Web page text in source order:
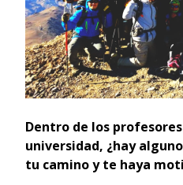
Dentro de los
universidad, ¿hay
tu camino y te haya